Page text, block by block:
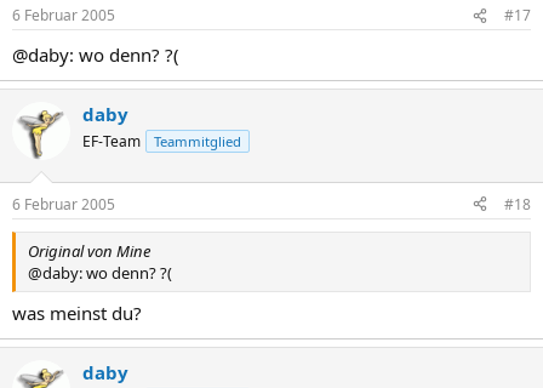
6 Februar 2005 #17
@daby: wo denn? ?(
daby
EF-Team Teammitglied
6 Februar 2005 #18
Original von Mine
@daby: wo denn? ?(
was meinst du?
daby